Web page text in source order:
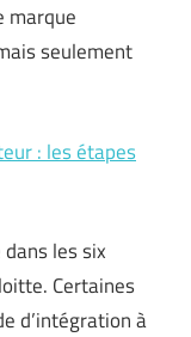
marque
seulement
: les étapes
les six
Certaines
d’intégration à